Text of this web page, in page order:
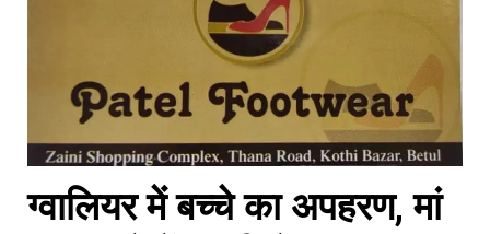
ग्वालियर में बच्चे का अपहरण, मां